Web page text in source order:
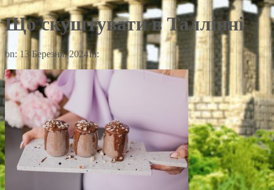
Що скуштувати в Таллінні
on: 13 Березня, 2024In: